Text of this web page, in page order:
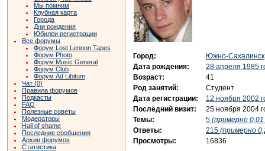
Мы помним
Клубная карта
Города
Дни рождения
Юбилеи регистрации
Все форумы
Форум Lost Lennon Tapes
Форум Photo
Форум Music General
Форум Club
Форум Ad Libitum
Чат (0)
Правила форумов
Подкасты
FAQ
Полезные советы
Модераторы
Hall of shame
Последние сообщения
Архив форумов
Статистика
Город:
Южно-Сахалинск
Дата рождения:
28 апреля 1985
Возраст:
41
Род занятий:
Студент
Дата регистрации:
12 ноября 2002
Последний визит:
25 ноября 2004
Темы:
5 (примерно 0,01
Ответы:
215 (примерно
Просмотры:
16836